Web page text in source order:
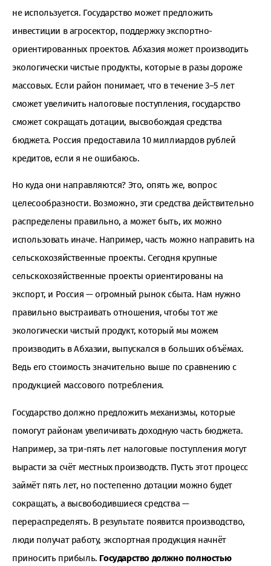
не используется. Государство может предложить
инвестиции в агросектор, поддержку экспортно-
ориентированных проектов. Абхазия может производить
экологически чистые продукты, которые в разы дороже
массовых. Если район понимает, что в течение 3–5 лет
сможет увеличить налоговые поступления, государство
сможет сокращать дотации, высвобождая средства
бюджета. Россия предоставила 10 миллиардов рублей
кредитов, если я не ошибаюсь.
Но куда они направляются? Это, опять же, вопрос
целесообразности. Возможно, эти средства действительно
распределены правильно, а может быть, их можно
использовать иначе. Например, часть можно направить на
сельскохозяйственные проекты. Сегодня крупные
сельскохозяйственные проекты ориентированы на
экспорт, и Россия — огромный рынок сбыта. Нам нужно
правильно выстраивать отношения, чтобы тот же
экологически чистый продукт, который мы можем
производить в Абхазии, выпускался в больших объёмах.
Ведь его стоимость значительно выше по сравнению с
продукцией массового потребления.
Государство должно предложить механизмы, которые
помогут районам увеличивать доходную часть бюджета.
Например, за три-пять лет налоговые поступления могут
вырасти за счёт местных производств. Пусть этот процесс
займёт пять лет, но постепенно дотации можно будет
сокращать, а высвободившиеся средства —
перераспределять. В результате появится производство,
люди получат работу, экспортная продукция начнёт
приносить прибыль. Государство должно полностью